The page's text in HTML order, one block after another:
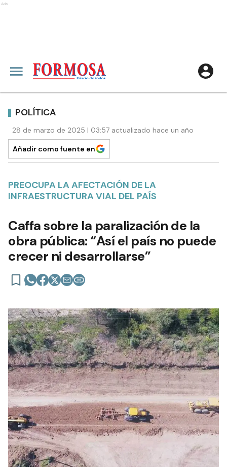
Ads
POLÍTICA
28 de marzo de 2025 | 03:57 actualizado hace un año
Añadir como fuente en
PREOCUPA LA AFECTACIÓN DE LA
INFRAESTRUCTURA VIAL DEL PAÍS
Caffa sobre la paralización de la
obra pública: “Así el país no puede
crecer ni desarrollarse”